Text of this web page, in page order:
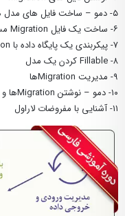
۵- دمو – ساخت فایل های مدل ها و Migrationها
۶- ساخت یک فایل Migration مستقل
۷- پیکربندی یک پایگاه داده با Migrationها
۸- Fillable کردن یک مدل
۹- مدیریت Migrationها
۱۰- دمو – نوشتن Migrationها و Insert کردن داده
۱۱- آشنایی با مفروضات لاراول